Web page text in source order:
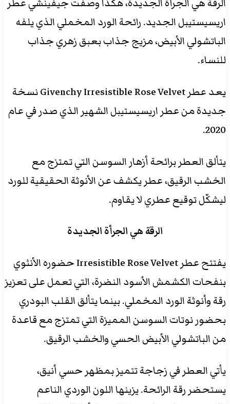
الرقة هي الجرأة الجديدة، هكذا وصفت جيفينشي عطر
اريسيستيبل الجديد. رائحة الورد المخملي الذي يلفه
الباتشولي الأبيض، مزيج جذاب بعبق زهري جذاب
للنساء.
يعد عطر Givenchy Irresistible Rose Velvet نسخة
جديدة من عطر اريسيستيبل الشهير الذي صدر في عام
2020.
يتألق العطر برائحة أزهار السوسن التي تمتزج مع
الخشب الرقيق، عطر يكشف عن الأنوثة الحقيقية للورد
ليشكّل توقيع عطري لا يقاوم.
الرقة هي الجرأة الجديدة
يفتتح عطر Irresistible Rose Velvet حضوره الأنثوي
بنفحات الكشمش الأسود النضرة، التي تعمل على تعزيز
رقة وأنوثة الورد المخملي. بينما يتألق القلب البودري
بحضور نوتات السوسن المميزة التي تمتزج مع قاعدة
من الباتشولي الأبيض الحسي والخشب الرقيق.
يأتي العطر في زجاجة تتميز بمظهر حسي أنيق،
يستحضر رقة الرائحة. يزينها اللون الوردي الناعم